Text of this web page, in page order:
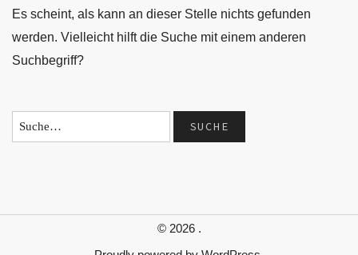
Es scheint, als kann an dieser Stelle nichts gefunden
werden. Vielleicht hilft die Suche mit einem anderen
Suchbegriff?
© 2026 .